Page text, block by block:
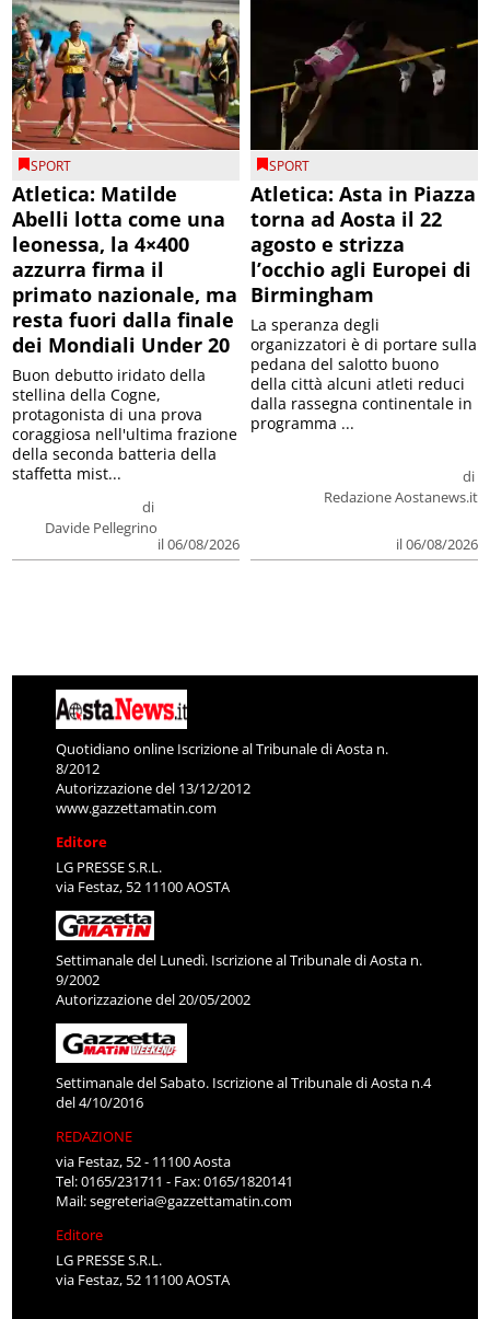
SPORT
Atletica: Matilde
Abelli lotta come una
leonessa, la 4×400
azzurra firma il
primato nazionale, ma
resta fuori dalla finale
dei Mondiali Under 20
di
Davide Pellegrino
il 06/08/2026
Buon debutto iridato della
stellina della Cogne,
protagonista di una prova
coraggiosa nell'ultima frazione
della seconda batteria della
staffetta mist...
SPORT
Atletica: Asta in Piazza
torna ad Aosta il 22
agosto e strizza
l’occhio agli Europei di
Birmingham
di
Redazione Aostanews.it
il 06/08/2026
La speranza degli
organizzatori è di portare sulla
pedana del salotto buono
della città alcuni atleti reduci
dalla rassegna continentale in
programma ...
Quotidiano online Iscrizione al Tribunale di Aosta n.
8/2012
Autorizzazione del 13/12/2012
www.gazzettamatin.com
Editore
LG PRESSE S.R.L.
via Festaz, 52 11100 AOSTA
Settimanale del Lunedì. Iscrizione al Tribunale di Aosta n.
9/2002
Autorizzazione del 20/05/2002
Settimanale del Sabato. Iscrizione al Tribunale di Aosta n.4
del 4/10/2016
REDAZIONE
via Festaz, 52 - 11100 Aosta
Tel: 0165/231711 - Fax: 0165/1820141
Mail:segreteria@gazzettamatin.com
Editore
LG PRESSE S.R.L.
via Festaz, 52 11100 AOSTA